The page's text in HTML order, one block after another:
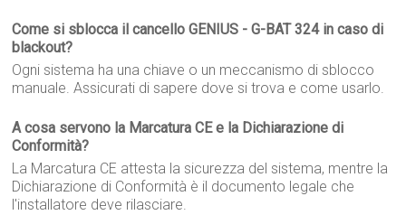
Come si sblocca il cancello GENIUS - G-BAT 324 in caso di
blackout?
Ogni sistema ha una chiave o un meccanismo di sblocco
manuale. Assicurati di sapere dove si trova e come usarlo.
A cosa servono la Marcatura CE e la Dichiarazione di
Conformità?
La Marcatura CE attesta la sicurezza del sistema, mentre la
Dichiarazione di Conformità è il documento legale che
l'installatore deve rilasciare.